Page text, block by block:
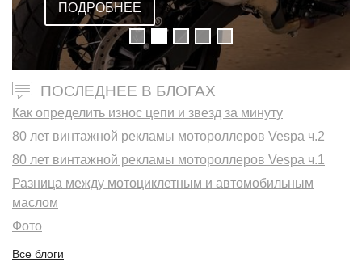
ПОДРОБНЕЕ
ПОСЛЕДНЕЕ В БЛОГАХ
Как определить износ цепи и звезд за минуту
80 лет винтажной рекламы мотороллеров Vespa ч.2
80 лет винтажной рекламы мотороллеров Vespa ч.1
Разница между мотоциклетным и автомобильным
маслом
Фото
Все блоги